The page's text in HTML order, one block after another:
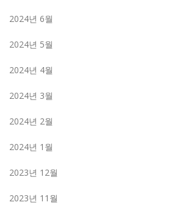
2024년 6월
2024년 5월
2024년 4월
2024년 3월
2024년 2월
2024년 1월
2023년 12월
2023년 11월